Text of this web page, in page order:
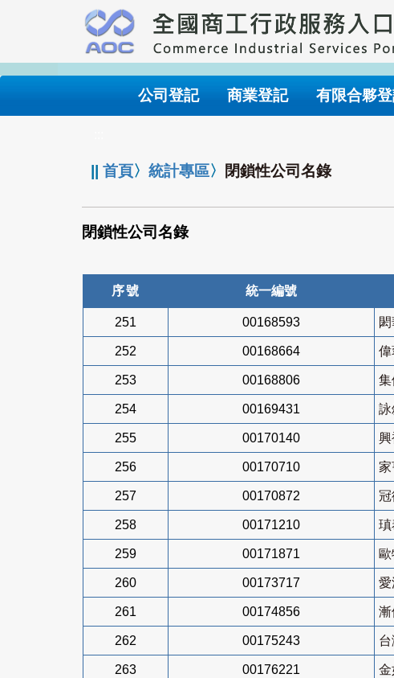
要
內
公司登記 商業登記 有限合夥
||首頁〉統計專區〉 閉鎖性公司名錄
閉鎖性公司名錄
序號 統一編號
251 00168593
252 00168664 偉
253 00168806 集
254 00169431 詠
255 00170140 興
256 00170710 家
257 00170872 冠
258 00171210 瑱
259 00171871
260 00173717 愛
261 00174856 漸
262 00175243
263 00176221 金